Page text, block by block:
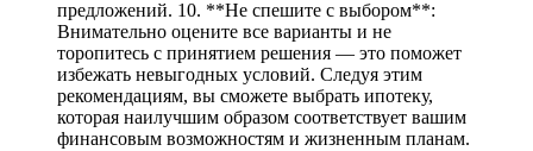
предложений. 10. **Не спешите с выбором**:
Внимательно оцените все варианты и не
торопитесь с принятием решения — это поможет
избежать невыгодных условий. Следуя этим
рекомендациям, вы сможете выбрать ипотеку,
которая наилучшим образом соответствует вашим
финансовым возможностям и жизненным планам.